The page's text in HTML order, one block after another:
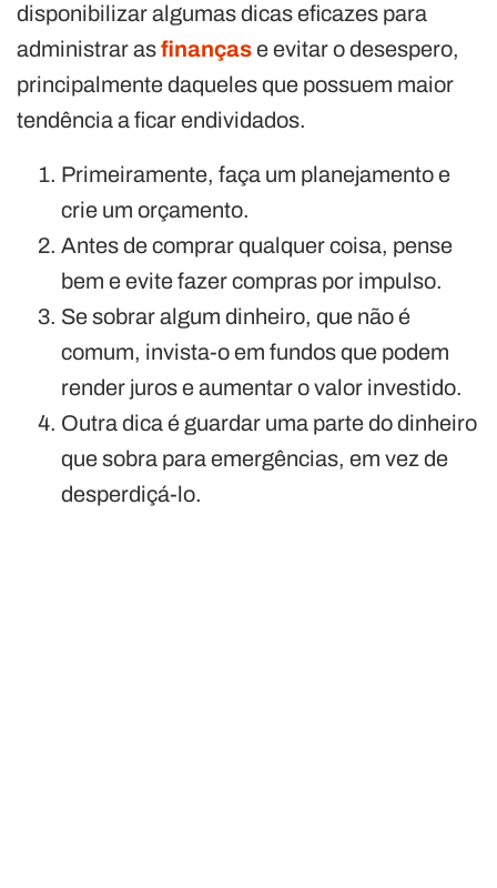
disponibilizar algumas dicas eficazes para
administrar asfinançase evitar o desespero,
principalmente daqueles que possuem maior
tendência a ficar endividados.
Primeiramente, faça um planejamento e
crie um orçamento.
Antes de comprar qualquer coisa, pense
bem e evite fazer compras por impulso.
Se sobrar algum dinheiro, que não é
comum, invista-o em fundos que podem
render juros e aumentar o valor investido.
Outra dica é guardar uma parte do dinheiro
que sobra para emergências, em vez de
desperdiçá-lo.